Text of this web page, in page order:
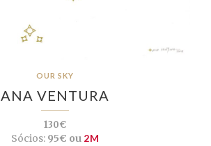
OUR SKY
ANA VENTURA
130€
Sócios:95€ ou 2M